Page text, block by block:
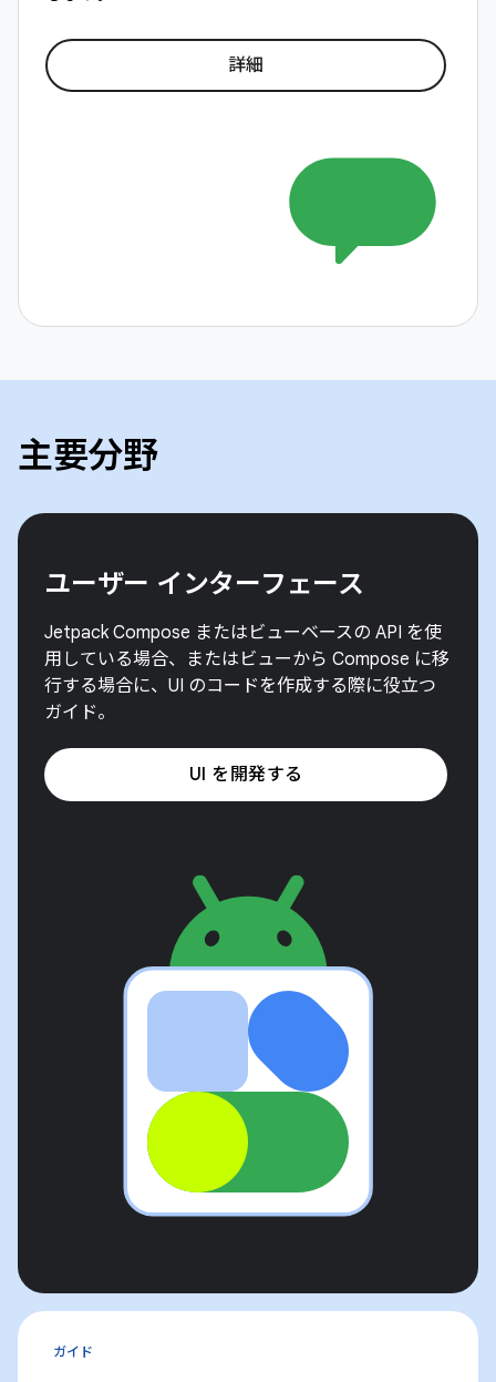
詳細
主要分野
ユーザー インターフェース
Jetpack Compose またはビューベースの API を使
用している場合、またはビューから Compose に移
行する場合に、UI のコードを作成する際に役立つ
ガイド。
UI を開発する
ガイド